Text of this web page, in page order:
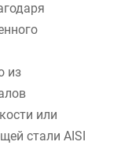
из
или
стали AISI